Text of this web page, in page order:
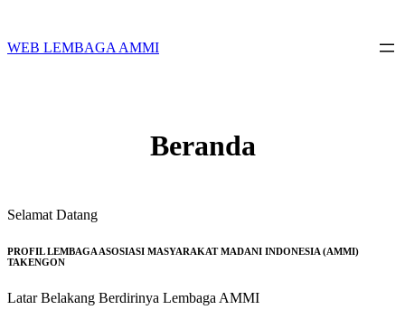
content
WEB LEMBAGA AMMI
Beranda
Selamat Datang
PROFIL LEMBAGA ASOSIASI MASYARAKAT MADANI INDONESIA (AMMI)
TAKENGON
Latar Belakang Berdirinya Lembaga AMMI